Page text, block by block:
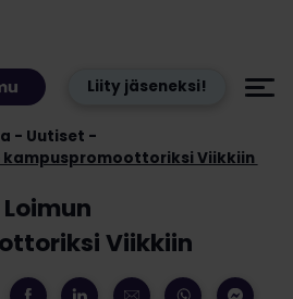
Liity jäseneksi!
Uutiset
kampuspromoottoriksi Viikkiin
Viikkiin